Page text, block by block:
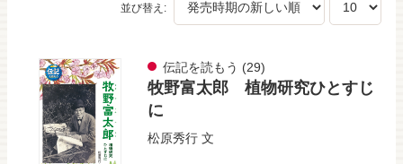
並び替え:
伝記を読もう (29)
牧野富太郎 植物研究ひとすじ
に
松原秀行 文